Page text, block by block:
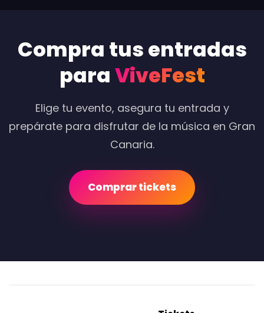
Compra tus entradas
paraViveFest
Elige tu evento, asegura tu entrada y
prepárate para disfrutar de la música en Gran
Canaria.
Comprar tickets